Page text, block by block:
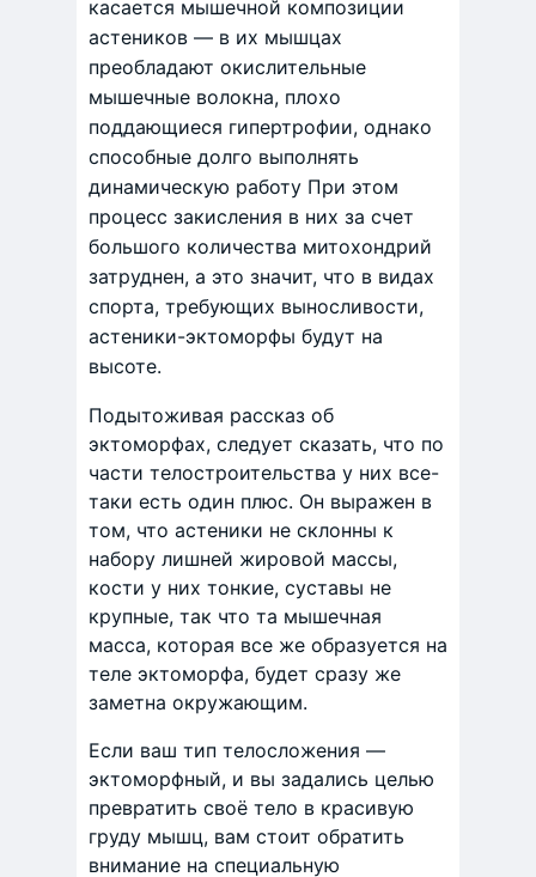
касается мышечной композиции
астеников — в их мышцах
преобладают окислительные
мышечные волокна, плохо
поддающиеся гипертрофии, однако
способные долго выполнять
динамическую работу При этом
процесс закисления в них за счет
большого количества митохондрий
затруднен, а это значит, что в видах
спорта, требующих выносливости,
астеники-эктоморфы будут на
высоте.
Подытоживая рассказ об
эктоморфах, следует сказать, что по
части телостроительства у них все-
таки есть один плюс. Он выражен в
том, что астеники не склонны к
набору лишней жировой массы,
кости у них тонкие, суставы не
крупные, так что та мышечная
масса, которая все же образуется на
теле эктоморфа, будет сразу же
заметна окружающим.
Если ваш тип телосложения —
эктоморфный, и вы задались целью
превратить своё тело в красивую
груду мышц, вам стоит обратить
внимание на специальную